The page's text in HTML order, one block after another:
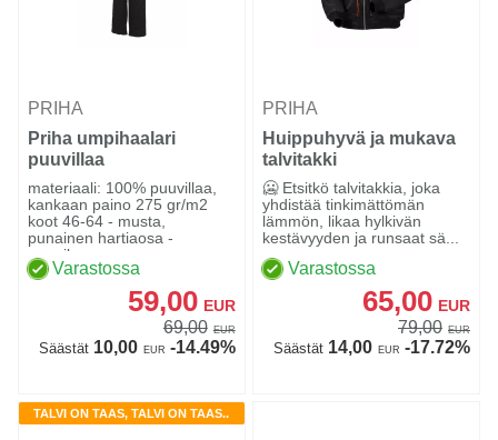
PRIHA
Priha umpihaalari
puuvillaa
musta/punainen - 4011
materiaali: 100% puuvillaa,
kankaan paino 275 gr/m2
koot 46-64 - musta,
punainen hartiaosa -
nappik...
Varastossa
59,00 EUR
69,00 EUR
Säästät10,00 EUR -14.49%
PRIHA
Huippuhyvä ja mukava
talvitakki
🥶 Etsitkö talvitakkia, joka
yhdistää tinkimättömän
lämmön, likaa hylkivän
kestävyyden ja runsaat sä...
Varastossa
65,00 EUR
79,00 EUR
Säästät14,00 EUR -17.72%
TALVI ON TAAS, TALVI ON TAAS..